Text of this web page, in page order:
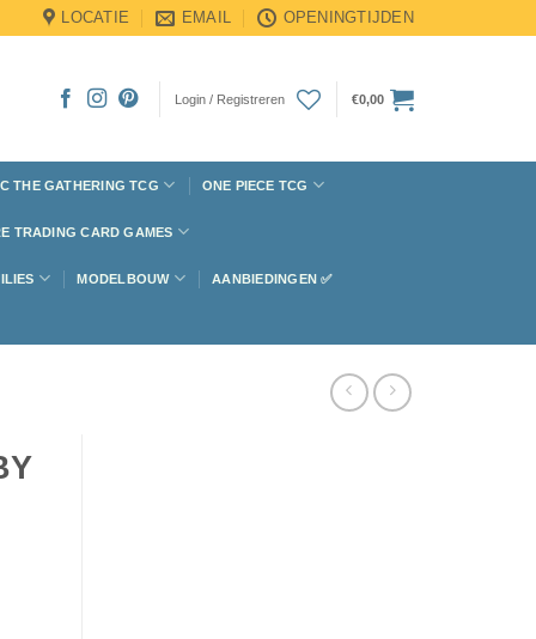
LOCATIE EMAIL OPENINGTIJDEN
Login / Registreren €0,00
THE GATHERING TCG ONE PIECE TCG
TRADING CARD GAMES
MODELBOUW AANBIEDINGEN ✅